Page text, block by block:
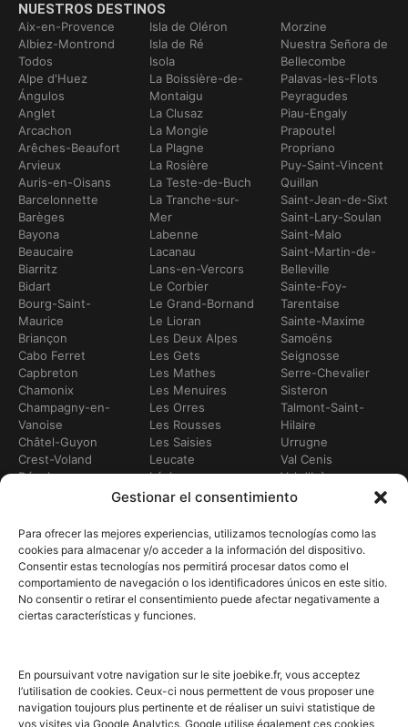
Gestionar el consentimiento
Para ofrecer las mejores experiencias, utilizamos tecnologías como las
cookies para almacenar y/o acceder a la información del dispositivo.
Consentir estas tecnologías nos permitirá procesar datos como el
comportamiento de navegación o los identificadores únicos en este sitio.
No consentir o retirar el consentimiento puede afectar negativamente a
ciertas características y funciones.
En poursuivant votre navigation sur le site joebike.fr, vous acceptez
l’utilisation de cookies. Ceux-ci nous permettent de vous proposer une
navigation toujours plus pertinente et de réaliser un suivi statistique de
vos visites via Google Analytics. Google utilise également ces cookies
NUESTROS DESTINOS
Aix-en-Provence
Albiez-Montrond
Todos
Alpe d'Huez
Ángulos
Anglet
Arcachon
Arêches-Beaufort
Arvieux
Auris-en-Oisans
Barcelonnette
Barèges
Bayona
Beaucaire
Biarritz
Bidart
Bourg-Saint-
Maurice
Briançon
Cabo Ferret
Capbreton
Chamonix
Champagny-en-
Vanoise
Châtel-Guyon
Crest-Voland
Dévoluy
Flumet
Frontignan
Gourette
Gruisán
Hendaya
Hossegor
Isla de Oléron
Isla de Ré
Isola
La Boissière-de-
Montaigu
La Clusaz
La Mongie
La Plagne
La Rosière
La Teste-de-Buch
La Tranche-sur-
Mer
Labenne
Lacanau
Lans-en-Vercors
Le Corbier
Le Grand-Bornand
Le Lioran
Les Deux Alpes
Les Gets
Les Mathes
Les Menuires
Les Orres
Les Rousses
Les Saisies
Leucate
Lézignan-
Corbières
Luchón
Luz-Saint-Sauveur
Marennes
Marsella
Meribel
Moliets-et-Mâa
Morzine
Nuestra Señora de
Bellecombe
Palavas-les-Flots
Peyragudes
Piau-Engaly
Prapoutel
Propriano
Puy-Saint-Vincent
Quillan
Saint-Jean-de-Sixt
Saint-Lary-Soulan
Saint-Malo
Saint-Martin-de-
Belleville
Sainte-Foy-
Tarentaise
Sainte-Maxime
Samoëns
Seignosse
Serre-Chevalier
Sisteron
Talmont-Saint-
Hilaire
Urrugne
Val Cenis
Val d'Isère
Val Thorens
Variables
Vendays-
Montalivet
Villard-de-Lans
Villarodin-Bourget
Compra de bicicleta
Taller de bicicletas
Entrega a domicilio
Itinerarios en bicicleta